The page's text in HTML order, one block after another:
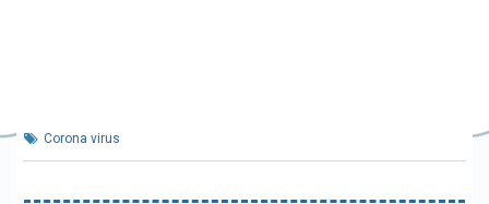
Corona virus